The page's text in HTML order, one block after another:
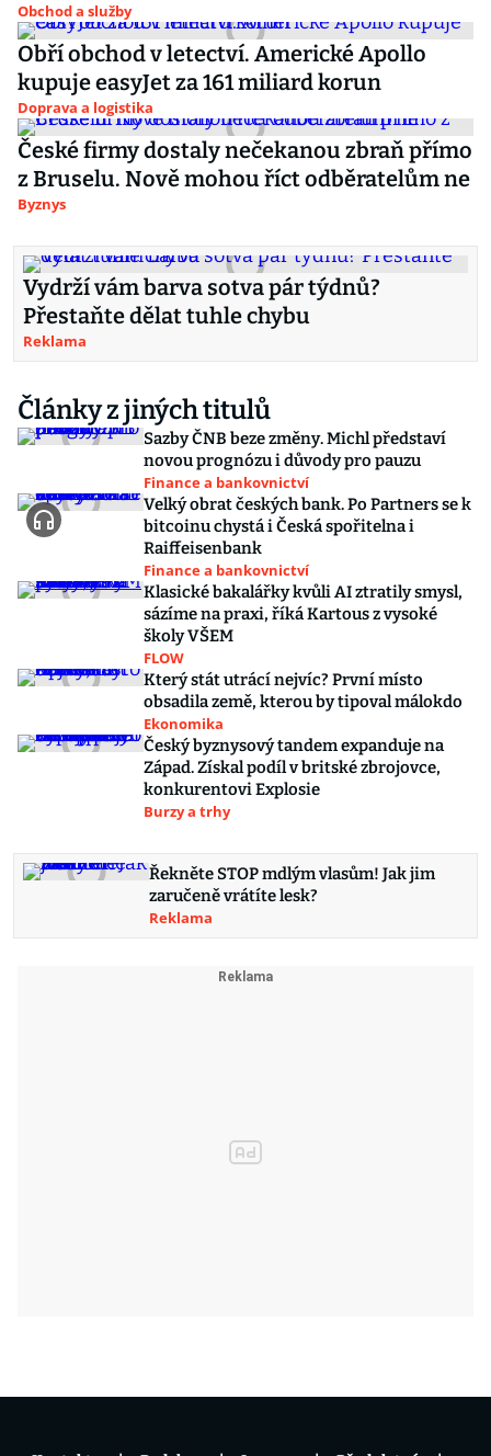
Obchod a služby
Obří obchod v letectví. Americké Apollo
kupuje easyJet za 161 miliard korun
Doprava a logistika
České firmy dostaly nečekanou zbraň přímo
z Bruselu. Nově mohou říct odběratelům ne
Byznys
Vydrží vám barva sotva pár týdnů?
Přestaňte dělat tuhle chybu
Reklama
Články z jiných titulů
Sazby ČNB beze změny. Michl představí
novou prognózu i důvody pro pauzu
Finance a bankovnictví
Velký obrat českých bank. Po Partners se k
bitcoinu chystá i Česká spořitelna i
Raiffeisenbank
Finance a bankovnictví
Klasické bakalářky kvůli AI ztratily smysl,
sázíme na praxi, říká Kartous z vysoké
školy VŠEM
FLOW
Který stát utrácí nejvíc? První místo
obsadila země, kterou by tipoval málokdo
Ekonomika
Český byznysový tandem expanduje na
Západ. Získal podíl v britské zbrojovce,
konkurentovi Explosie
Burzy a trhy
Řekněte STOP mdlým vlasům! Jak jim
zaručeně vrátíte lesk?
Reklama